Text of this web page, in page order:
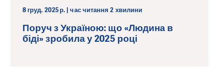
8 груд. 2025 р. | час читання 2 хвилини
Поруч з Україною: що «Людина в
біді» зробила у 2025 році